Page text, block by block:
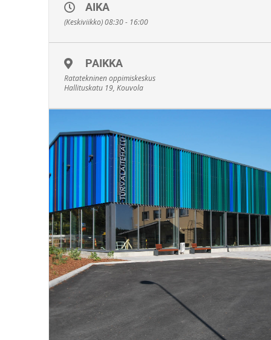
AIKA
(Keskiviikko) 08:30 - 16:00
PAIKKA
Ratatekninen oppimiskeskus
Hallituskatu 19, Kouvola